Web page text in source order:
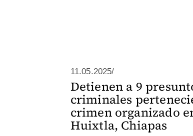
11.05.2025/
Detienen a 9
criminales
crimen organizado
Huixtla, Chiapas